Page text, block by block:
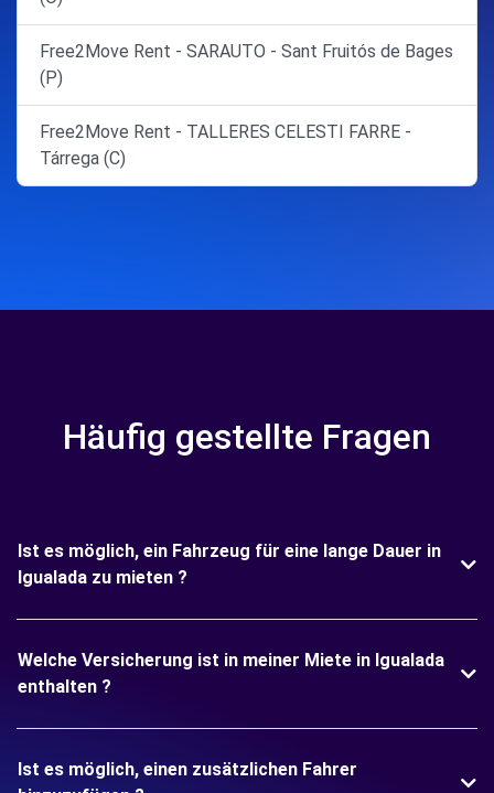
Free2Move Rent - SARAUTO - Sant Fruitós de Bages
(P)
Free2Move Rent - TALLERES CELESTI FARRE -
Tárrega (C)
Häufig gestellte Fragen
Ist es möglich, ein Fahrzeug für eine lange Dauer in
Igualada zu mieten ?
Welche Versicherung ist in meiner Miete in Igualada
enthalten ?
Ist es möglich, einen zusätzlichen Fahrer